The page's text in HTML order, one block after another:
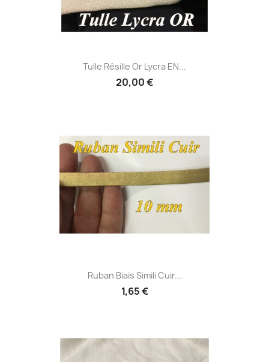
Tulle Résille Or Lycra EN...
20,00 €
Ruban Biais Simili Cuir...
1,65 €